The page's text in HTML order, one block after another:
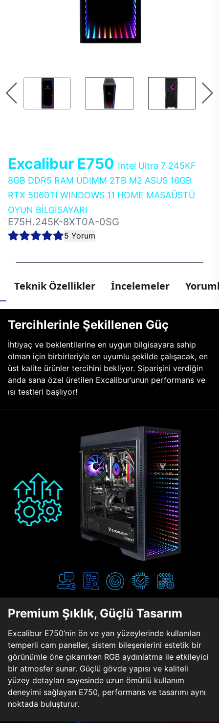
Excalibur E750 Intel Ultra 7 245KF
8GB DDR5 RAM UDIMM 2TB M2 ASUS 16GB
RTX 5060TI WINDOWS 11 HOME MASAÜSTÜ
OYUN BİLGİSAYARI
E75H.245K-8XT0A-0SG
5 Yorum
Teknik Özellikler İncelemeler
Tercihlerinle Şekillenen Güç
İhtiyaç ve beklentilerine en uygun bilgisayara sahip
olman için birbirleriyle en uyumlu şekilde çalışacak, en
üst kalite ürünler tercihini bekliyor. Siparişini verdiğin
anda sana özel üretilen Excalibur’unun performans ve
ısı testleri başlıyor!
Premium Şıklık, Güçlü Tasarım
Excalibur E750’nin ön ve yan yüzeylerinde kullanılan
temperli cam paneller, sistem bileşenlerini estetik bir
görünümle öne çıkarırken RGB aydınlatma ile etkileyici
bir atmosfer sunar. Güçlü gövde yapısı ve kaliteli
yüzey detayları sayesinde uzun ömürlü kullanım
deneyimi sağlayan E750, performans ve tasarımı aynı
noktada buluşturur.